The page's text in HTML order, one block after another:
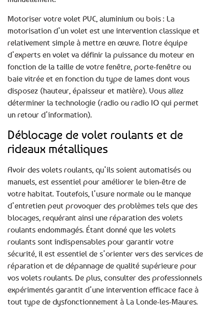
Motoriser votre volet PVC, aluminium ou bois : La
motorisation d’un volet est une intervention classique et
relativement simple à mettre en œuvre. Notre équipe
d’experts en volet va définir la puissance du moteur en
fonction de la taille de votre fenêtre, porte-fenêtre ou
baie vitrée et en fonction du type de lames dont vous
disposez (hauteur, épaisseur et matière). Vous allez
déterminer la technologie (radio ou radio IO qui permet
un retour d’information).
Déblocage de volet roulants et de
rideaux métalliques
Avoir des volets roulants, qu’ils soient automatisés ou
manuels, est essentiel pour améliorer le bien-être de
votre habitat. Toutefois, l’usure normale ou le manque
d’entretien peut provoquer des problèmes tels que des
blocages, requérant ainsi une réparation des volets
roulants endommagés. Étant donné que les volets
roulants sont indispensables pour garantir votre
sécurité, il est essentiel de s’orienter vers des services de
réparation et de dépannage de qualité supérieure pour
vos volets roulants. De plus, consulter des professionnels
expérimentés garantit d’une intervention efficace face à
tout type de dysfonctionnement à La Londe-les-Maures.